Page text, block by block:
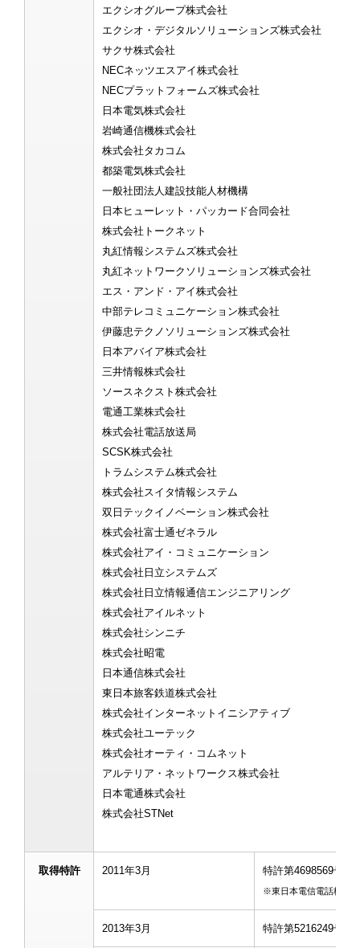
エクシオグループ株式会社
エクシオ・デジタルソリューションズ株式会社
サクサ株式会社
NECネッツエスアイ株式会社
NECプラットフォームズ株式会社
日本電気株式会社
岩崎通信機株式会社
株式会社タカコム
都築電気株式会社
一般社団法人建設技能人材機構
日本ヒューレット・パッカード合同会社
株式会社トークネット
丸紅情報システムズ株式会社
丸紅ネットワークソリューションズ株式会社
エス・アンド・アイ株式会社
中部テレコミュニケーション株式会社
伊藤忠テクノソリューションズ株式会社
日本アバイア株式会社
三井情報株式会社
ソースネクスト株式会社
電通工業株式会社
株式会社電話放送局
SCSK株式会社
トラムシステム株式会社
株式会社スイタ情報システム
双日テックイノベーション株式会社
株式会社富士通ゼネラル
株式会社アイ・コミュニケーション
株式会社日立システムズ
株式会社日立情報通信エンジニアリング
株式会社アイルネット
株式会社シンニチ
株式会社昭電
日本通信株式会社
東日本旅客鉄道株式会社
株式会社インターネットイニシアティブ
株式会社ユーテック
株式会社オーティ・コムネット
アルテリア・ネットワークス株式会社
日本電通株式会社
株式会社STNet
取得特許 2011年3月 特許第4698569号：
※東日本電信電話株式
2013年3月 特許第5216249号：